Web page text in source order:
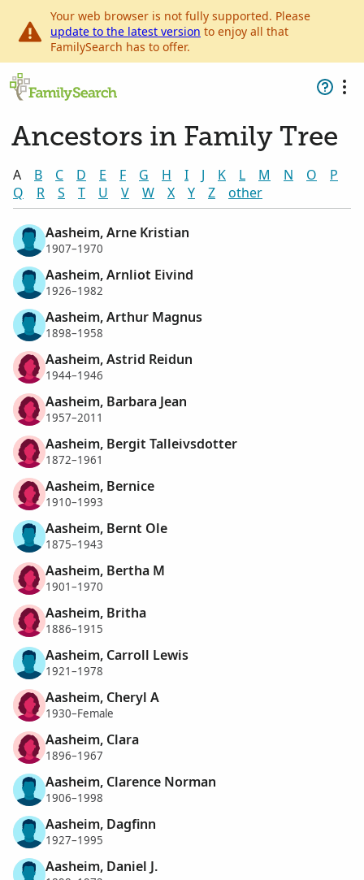
Your web browser is not fully supported. Please
update to the latest version to enjoy all that
FamilySearch has to offer.
Ancestors in Family Tree
A B C D E F G H I J K L M N O
P
Q
R S T U V W X Y Z other
Aasheim, Arne Kristian
1907–1970
Aasheim, Arnliot Eivind
1926–1982
Aasheim, Arthur Magnus
1898–1958
Aasheim, Astrid Reidun
1944–1946
Aasheim, Barbara Jean
1957–2011
Aasheim, Bergit Talleivsdotter
1872–1961
Aasheim, Bernice
1910–1993
Aasheim, Bernt Ole
1875–1943
Aasheim, Bertha M
1901–1970
Aasheim, Britha
1886–1915
Aasheim, Carroll Lewis
1921–1978
Aasheim, Cheryl A
1930–Female
Aasheim, Clara
1896–1967
Aasheim, Clarence Norman
1906–1998
Aasheim, Dagfinn
1927–1995
Aasheim, Daniel J.